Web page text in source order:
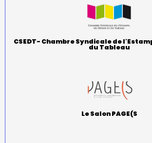
CSEDT- Chambre Syndicale de
du Tableau
Le Salon PAGE(S